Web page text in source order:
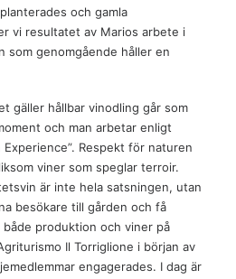
och gamla
vi resultatet av Marios arbete i
som genomgående håller en
gäller hållbar vinodling går som
och man arbetar enligt
Respekt för naturen
viner som speglar terroir.
är inte hela satsningen, utan
besökare till gården och få
produktion och viner på
Il Torriglione i början av
engagerades. I dag är